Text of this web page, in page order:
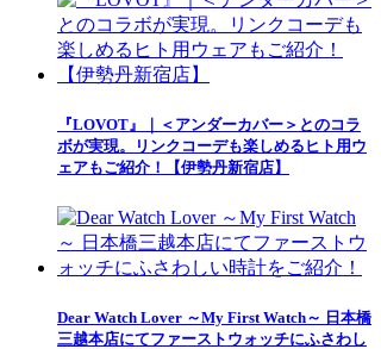
『LOVOT』｜＜アンダーカバー＞とのコラ
ボが実現。リンクコーデも楽しめるヒト用ウ
ェアもご紹介！【伊勢丹新宿店】
Dear Watch Lover ～My First Watch～ 日本橋
三越本店にてファーストウォッチにふさわし